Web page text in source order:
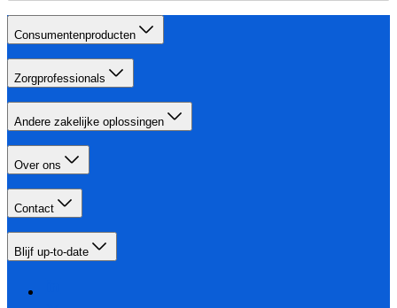
Consumentenproducten
Zorgprofessionals
Andere zakelijke oplossingen
Over ons
Contact
Blijf up-to-date